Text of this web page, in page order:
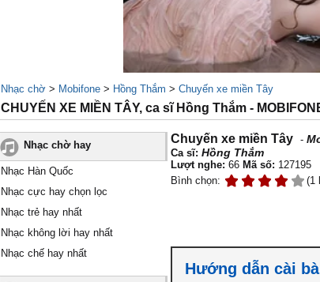
Nhạc chờ > Mobifone > Hồng Thắm > Chuyến xe miền Tây
CHUYẾN XE MIỀN TÂY, ca sĩ Hồng Thắm -
Nhạc chờ hay
Nhạc Hàn Quốc
Nhạc cực hay chọn lọc
Nhạc trẻ hay nhất
Nhạc không lời hay nhất
Nhạc chế hay nhất
Chuyến xe miền Tây -
Ca sĩ: Hồng Thắm
Lượt nghe: 66 Mã số: 127195
Bình chọn:
(1
Hướng dẫn cài